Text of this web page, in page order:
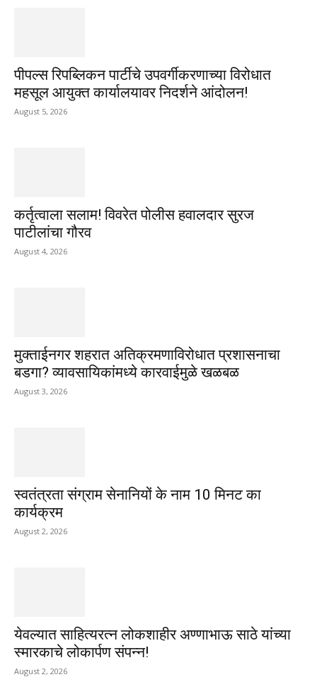
पीपल्स रिपब्लिकन पार्टीचे उपवर्गीकरणाच्या विरोधात
महसूल आयुक्त कार्यालयावर निदर्शने आंदोलन!
August 5, 2026
कर्तृत्वाला सलाम! विवरेत पोलीस हवालदार सुरज
पाटीलांचा गौरव
August 4, 2026
मुक्ताईनगर शहरात अतिक्रमणाविरोधात प्रशासनाचा
बडगा? व्यावसायिकांमध्ये कारवाईमुळे खळबळ
August 3, 2026
स्वतंत्रता संग्राम सेनानियों के नाम 10 मिनट का
कार्यक्रम
August 2, 2026
येवल्यात साहित्यरत्न लोकशाहीर अण्णाभाऊ साठे यांच्या
स्मारकाचे लोकार्पण संपन्न!
August 2, 2026